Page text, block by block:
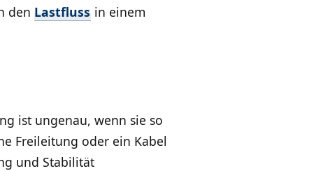
den Lastfluss in einem
ist ungenau, wenn sie so
Freileitung oder ein Kabel
und Stabilität